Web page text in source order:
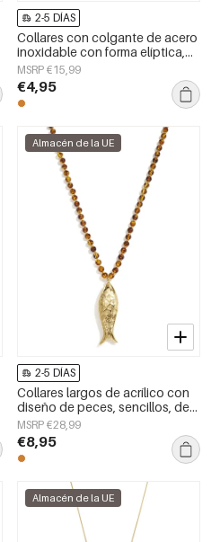
2-5 DÍAS
Collares con colgante de acero
inoxidable con forma elíptica,
sencillos, de la serie Daily
Simple para mujer.
MSRP €15,99
€4,95
Almacén de la UE
2-5 DÍAS
Collares largos de acrílico con
diseño de peces, sencillos, de
la serie Daily Simple, joyería para
mujer.
MSRP €28,99
€8,95
Almacén de la UE